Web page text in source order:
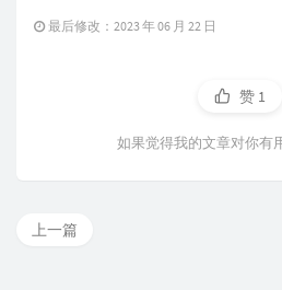
最后修改：2023 年 06 月 22 日
赞 1
如果觉得我的文章对你有
上一篇